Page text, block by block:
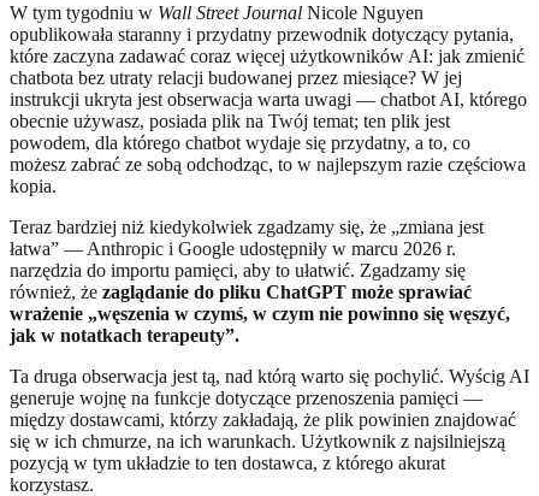
W tym tygodniu w Wall Street Journal Nicole Nguyen
opublikowała staranny i przydatny przewodnik dotyczący pytania,
które zaczyna zadawać coraz więcej użytkowników AI: jak zmienić
chatbota bez utraty relacji budowanej przez miesiące? W jej
instrukcji ukryta jest obserwacja warta uwagi — chatbot AI, którego
obecnie używasz, posiada plik na Twój temat; ten plik jest
powodem, dla którego chatbot wydaje się przydatny, a to, co
możesz zabrać ze sobą odchodząc, to w najlepszym razie częściowa
kopia.
Teraz bardziej niż kiedykolwiek zgadzamy się, że „zmiana jest
łatwa” — Anthropic i Google udostępniły w marcu 2026 r.
narzędzia do importu pamięci, aby to ułatwić. Zgadzamy się
również, że zaglądanie do pliku ChatGPT może sprawiać
wrażenie „węszenia w czymś, w czym nie powinno się węszyć,
jak w notatkach terapeuty”.
Ta druga obserwacja jest tą, nad którą warto się pochylić. Wyścig AI
generuje wojnę na funkcje dotyczące przenoszenia pamięci —
między dostawcami, którzy zakładają, że plik powinien znajdować
się w ich chmurze, na ich warunkach. Użytkownik z najsilniejszą
pozycją w tym układzie to ten dostawca, z którego akurat
korzystasz.